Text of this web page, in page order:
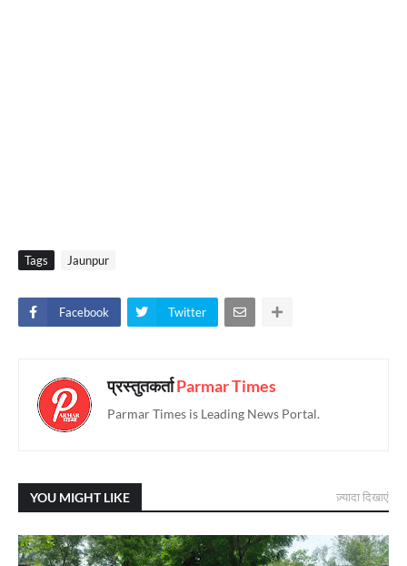
Tags Jaunpur
Facebook Twitter
प्रस्तुतकर्ताParmar Times
Parmar Times is Leading News Portal.
YOU MIGHT LIKE ज़्यादा दिखाएं